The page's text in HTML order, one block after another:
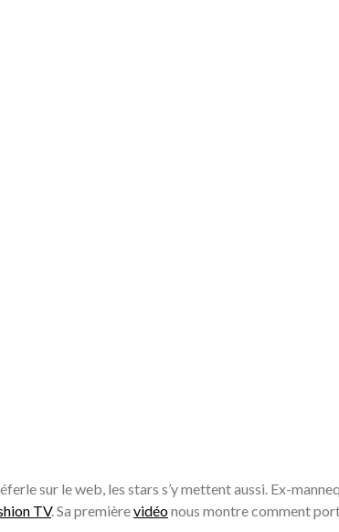
sur le web, les stars s’y mettent aussi. Ex-
TV. Sa premièrevidéonous montre comment